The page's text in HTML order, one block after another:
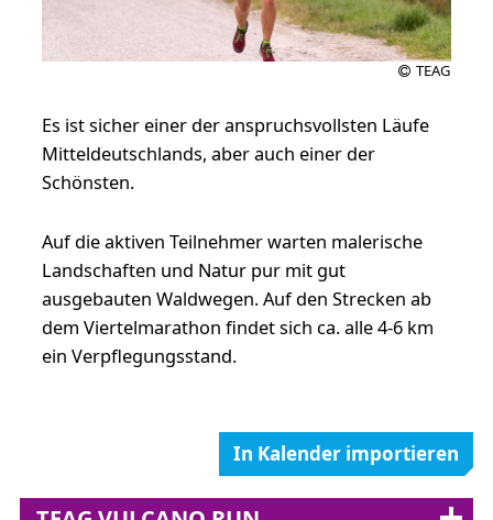
TEAG
Es ist sicher einer der anspruchsvollsten Läufe
Mitteldeutschlands, aber auch einer der
Schönsten.
Auf die aktiven Teilnehmer warten malerische
Landschaften und Natur pur mit gut
ausgebauten Waldwegen. Auf den Strecken ab
dem Viertelmarathon findet sich ca. alle 4-6 km
ein Verpflegungsstand.
In Kalender importieren